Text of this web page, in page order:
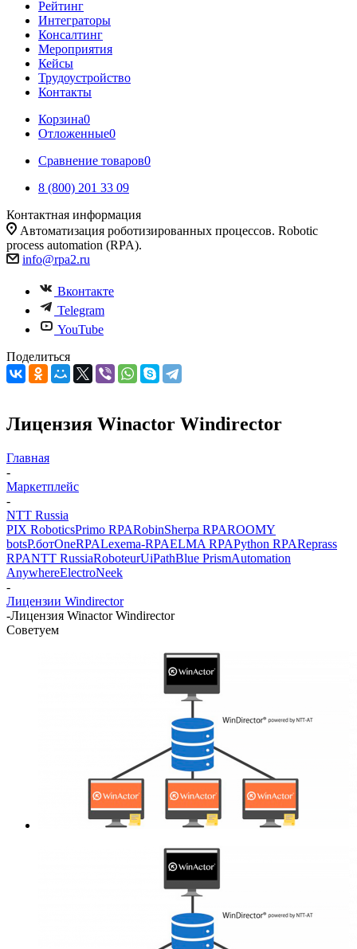
Рейтинг
Интеграторы
Консалтинг
Mероприятия
Кейсы
Трудоустройство
Контакты
Корзина0
Отложенные0
Сравнение товаров0
8 (800) 201 33 09
Контактная информация
Автоматизация роботизированных процессов. Robotic
process automation (RPA).
info@rpa2.ru
Вконтакте
Telegram
YouTube
Поделиться
Лицензия Winactor Windirector
Главная
-
Маркетплейс
-
NTT Russia
PIX RoboticsPrimo RPARobinSherpa RPAROOMY
botsР.ботOneRPALexema-RPAELMA RPAPython RPAReprass
RPANTT RussiaRoboteurUiPathBlue PrismAutomation
AnywhereElectroNeek
-
Лицензии Windirector
-Лицензия Winactor Windirector
Советуем